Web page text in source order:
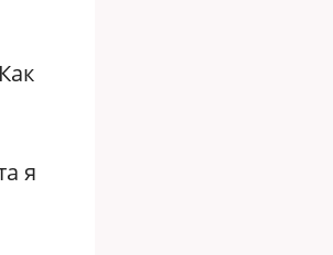
я